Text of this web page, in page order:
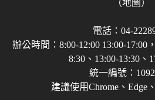
（地圖）
電話：04-
辦公時間：8:00-12:00 13:00-17:00
8:30、13:00-13:30、
統一編號：
建議使用Chrome、Edge